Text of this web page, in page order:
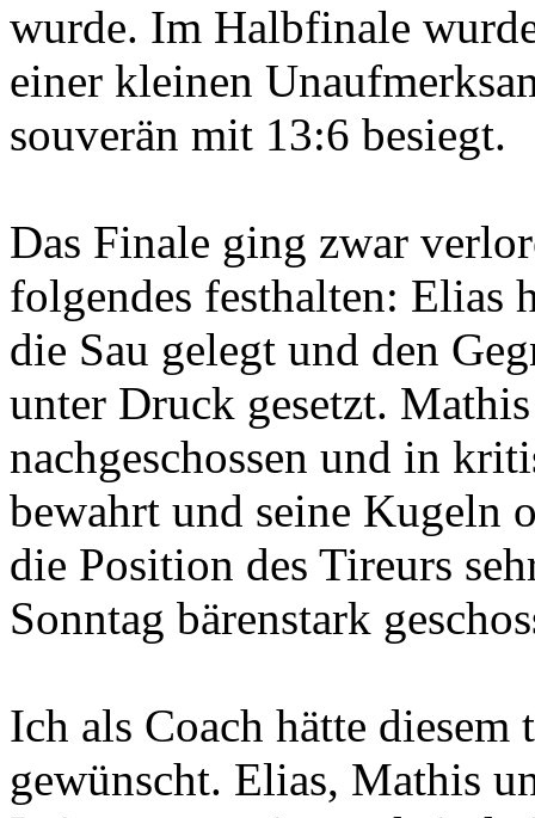
wurde. Im Halbfinale
einer kleinen
souverän mit 13:6 besiegt.
Das Finale ging zwar
folgendes festhalten: Elias
die Sau gelegt und den
unter Druck gesetzt.
nachgeschossen und in
bewahrt und seine Kugeln
die Position des Tireurs
Sonntag bärenstark
Ich als Coach hätte
gewünscht. Elias, Mathis